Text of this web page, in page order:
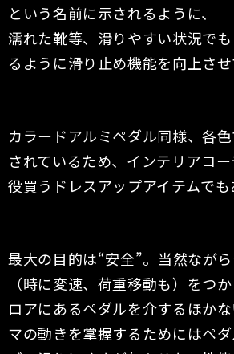
という名前に示されるように、
濡れた靴等、滑りやすい状況で
るように滑り止め機能を向上させ
カラードアルミペダル同様、各
されているため、インテリアコ
役買うドレスアップアイテムでも
最大の目的は“安全”。当然なが
（時に変速、荷重移動も）をつ
ロアにあるペダルを介するほか
マの動きを掌握するためにはペ